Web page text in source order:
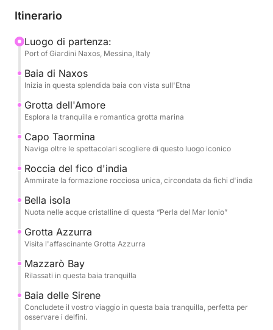
Durante la giornata, vi verranno offerti frutta di
ascoltate la vostra musica preferita tramite
l'impianto stereo di bordo. Il capitano e l'equipaggio
professionisti garantiranno un viaggio tranquillo e
sicuro, permettendovi di rilassarvi completamente.
Il tour include:
- Capo Taormina
- Isola Bella
- Grotta Azzurra
- Baia di Mazzarò
- Baia delle Sirene
Sentitevi liberi di portare a bordo il vostro cibo!
Itinerario
Luogo di partenza:
Port of Giardini Naxos, Messina, Italy
Baia di Naxos
Inizia in questa splendida baia con vista sull'Etna
Grotta dell'Amore
Esplora la tranquilla e romantica grotta marina
Capo Taormina
Naviga oltre le spettacolari scogliere di questo luogo iconico
Roccia del fico d'india
Ammirate la formazione rocciosa unica, circondata da fichi d'india
Bella isola
Nuota nelle acque cristalline di questa “Perla del Mar Ionio”
Grotta Azzurra
Visita l'affascinante Grotta Azzurra
Mazzarò Bay
Rilassati in questa baia tranquilla
Baia delle Sirene
Concludete il vostro viaggio in questa baia tranquilla, perfetta per
osservare i delfini.